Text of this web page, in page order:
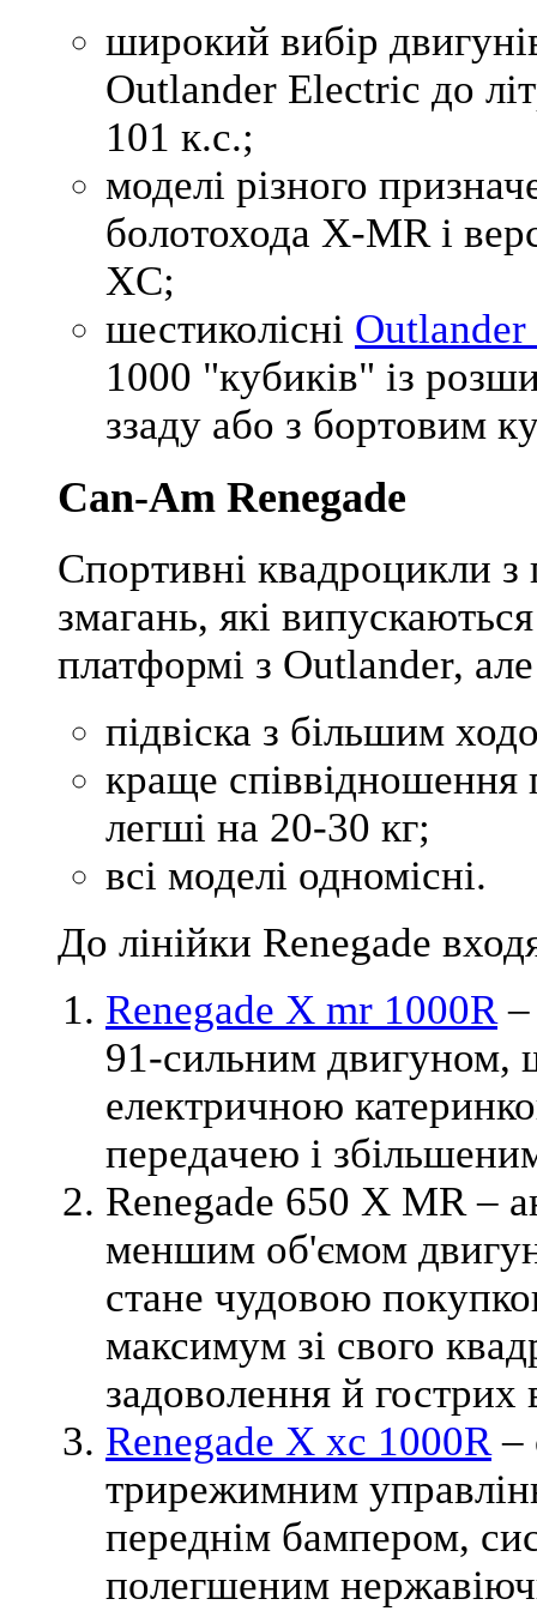
широкий вибір
Outlander Electric до
101 к.с.;
моделі різного
болотохода X-MRі
XC;
шестиколісні
1000 "кубиків" із
ззаду або з бортовим
Can-Am Renegade
Спортивні квадроцикли
змагань, які
платформі з Outlander,
підвіска з більшим
краще співвідношення
легші на 20-30 кг;
всі моделі одномісні.
До лінійки Renegade
Renegade X mr 1000R
91-сильним двигуном,
електричною
передачею і
Renegade 650 X MR –
меншим об'ємом
стане чудовою
максимум зі свого
задоволення й гострих
Renegade X xc 1000R –
трирежимним
переднім бампером,
полегшеним